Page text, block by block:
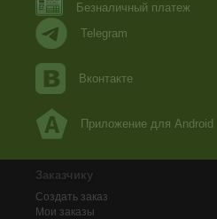
Безналичный платеж
Telegram
Вконтакте
Приложение для Android
Заказчику
Создать заказ
Мои заказы